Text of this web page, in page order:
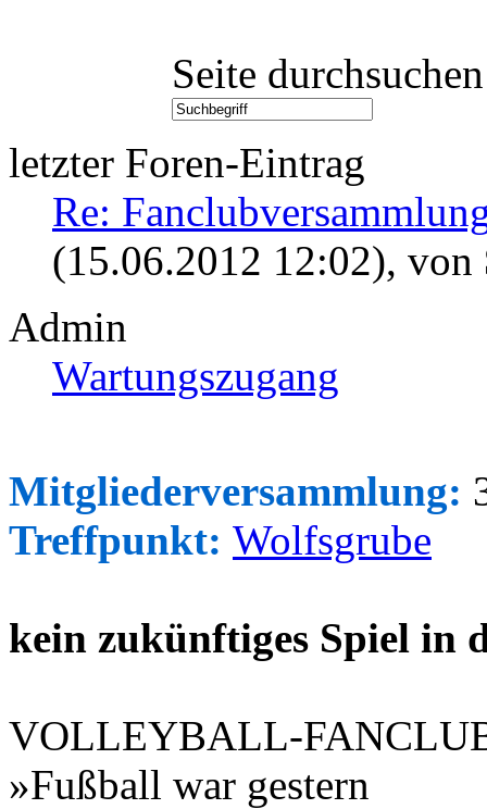
Seite durchsuchen
letzter Foren-Eintrag
Re:
(15.06.2012 12:02), von
Admin
Wartungszugang
Mitgliederversammlung:
Treffpunkt: Wolfsgrube
kein zukünftiges Spiel in
VOLLEYBALL-
»Fußball war gestern